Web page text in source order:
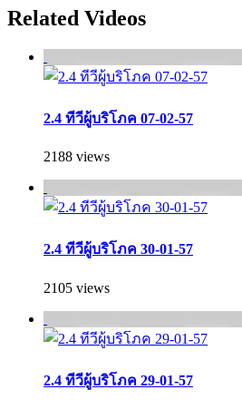
Related Videos
2.4 ทีวีผู้บริโภค 07-02-57
2188 views
2.4 ทีวีผู้บริโภค 30-01-57
2105 views
2.4 ทีวีผู้บริโภค 29-01-57